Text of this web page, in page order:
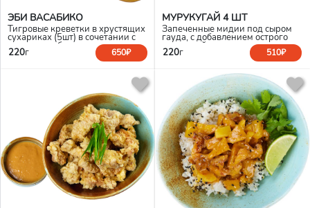
ЭБИ ВАСАБИКО
Тигровые креветки в хрустящих
сухариках (5шт) в сочетании с
соусом васабико и миндалем
220г 650₽
МУРУКУГАЙ 4 ШТ
Запеченные мидии под сыром
гауда, с добавлением острого
соуса спайси и сладкого соуса
унаги
220г 510₽